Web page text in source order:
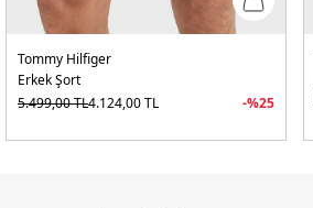
Tommy Hilfiger
Erkek Şort
5.499,00TL4.124,00TL -%25